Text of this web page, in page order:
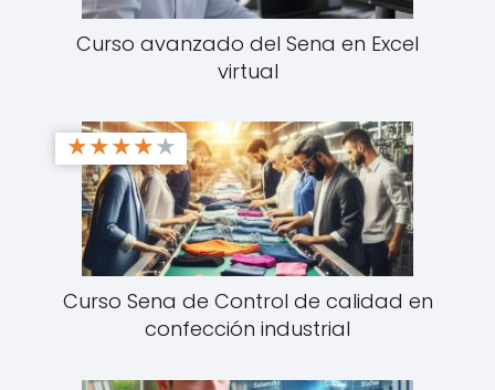
Curso avanzado del Sena en Excel
virtual
★★★★★
Curso Sena de Control de calidad en
confección industrial